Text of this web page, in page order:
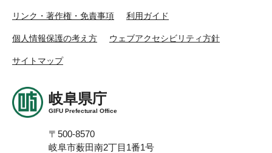
リンク・著作権・免責事項 利用ガイド
個人情報保護の考え方 ウェブアクセシビリティ方針
サイトマップ
岐阜県庁
GIFU Prefectural Office
〒500-8570
岐阜市薮田南2丁目1番1号